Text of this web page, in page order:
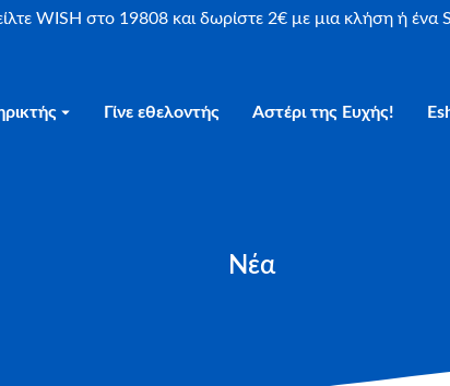
WISH στο 19808 και δωρίστε 2€ με μια κλήση ή ένα
Γίνε εθελοντής Αστέρι της Ευχής!
Νέα